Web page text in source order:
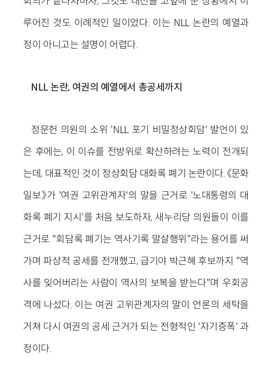
루어진 것도 이례적인 일이었다. 이는 NLL 논란의 예열과
정이 아니고는 설명이 어렵다.
NLL 논란, 여권의 예열에서 총공세까지
정문헌 의원의 소위 'NLL 포기 비밀정상회담' 발언이 있
은 후에는, 이 이슈를 전방위로 확산하려는 노력이 전개되
는데, 대표적인 것이 정상회담 대화록 폐기 논란이다. 《문화
일보》가 '여권 고위관계자'의 말을 근거로 '노대통령의 대
화록 폐기 지시'를 처음 보도하자, 새누리당 의원들이 이를
근거로 "회담록 폐기는 역사기록 말살행위"라는 용어를 써
가며 파상적 공세를 전개했고, 급기야 박근혜 후보까지 "역
사를 잊어버리는 사람이 역사의 보복을 받는다"며 우회공
격에 나섰다. 이는 여권 고위관계자의 말이 언론의 세탁을
거쳐 다시 여권의 공세 근거가 되는 전형적인 '자기증폭' 과
정이다.